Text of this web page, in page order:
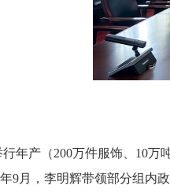
产（200万件服饰、10万
9月，李明辉带领部分组内